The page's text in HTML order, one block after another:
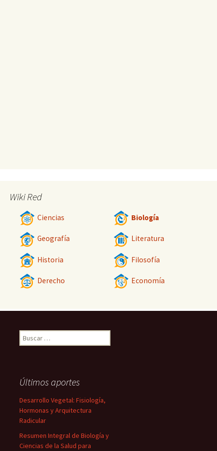
Wiki Red
Ciencias Biología
Geografía Literatura
Historia Filosofía
Derecho Economía
Buscar:
Últimos aportes
Desarrollo Vegetal: Fisiología,
Hormonas y Arquitectura
Radicular
Resumen Integral de Biología y
Ciencias de la Salud para